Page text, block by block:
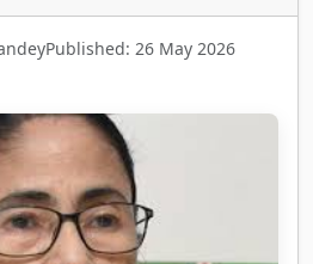
Published: 26 May 2026